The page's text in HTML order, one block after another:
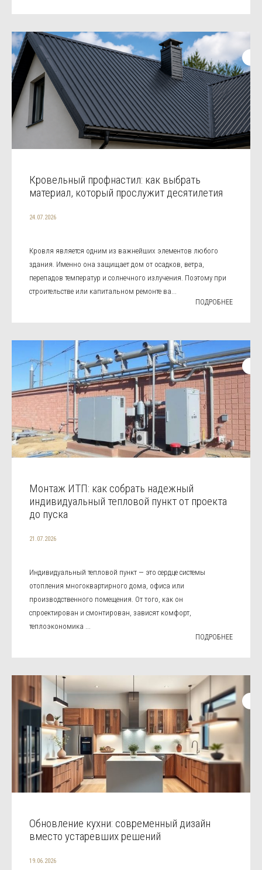
Кровельный профнастил: как выбрать
материал, который прослужит десятилетия
24.07.2026
Кровля является одним из важнейших элементов любого
здания. Именно она защищает дом от осадков, ветра,
перепадов температур и солнечного излучения. Поэтому при
строительстве или капитальном ремонте ва...
ПОДРОБНЕЕ
Монтаж ИТП: как собрать надежный
индивидуальный тепловой пункт от проекта
до пуска
21.07.2026
Индивидуальный тепловой пункт — это сердце системы
отопления многоквартирного дома, офиса или
производственного помещения. От того, как он
спроектирован и смонтирован, зависят комфорт,
теплоэкономика ...
ПОДРОБНЕЕ
Обновление кухни: современный дизайн
вместо устаревших решений
19.06.2026